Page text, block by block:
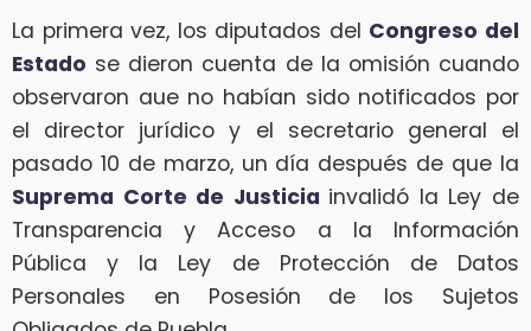
La primera vez, los diputados del Congreso del
Estado se dieron cuenta de la omisión cuando
observaron aue no habían sido notificados por
el director jurídico y el secretario general el
pasado 10 de marzo, un día después de que la
Suprema Corte de Justicia invalidó la Ley de
Transparencia y Acceso a la Información
Pública y la Ley de Protección de Datos
Personales en Posesión de los Sujetos